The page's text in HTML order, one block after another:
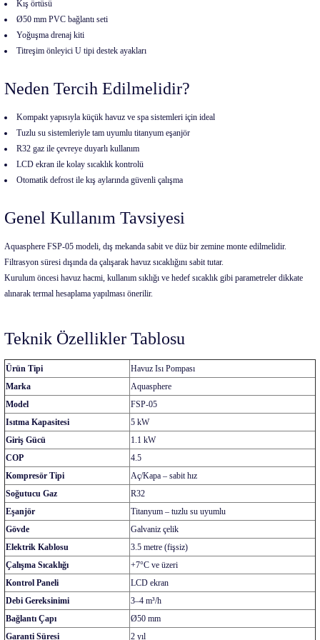
Kış örtüsü
Ø50 mm PVC bağlantı seti
Yoğuşma drenaj kiti
Titreşim önleyici U tipi destek ayakları
Neden Tercih Edilmelidir?
Kompakt yapısıyla küçük havuz ve spa sistemleri için ideal
Tuzlu su sistemleriyle tam uyumlu titanyum eşanjör
R32 gaz ile çevreye duyarlı kullanım
LCD ekran ile kolay sıcaklık kontrolü
Otomatik defrost ile kış aylarında güvenli çalışma
Genel Kullanım Tavsiyesi
Aquasphere FSP-05 modeli, dış mekanda sabit ve düz bir zemine monte edilmelidir.
Filtrasyon süresi dışında da çalışarak havuz sıcaklığını sabit tutar.
Kurulum öncesi havuz hacmi, kullanım sıklığı ve hedef sıcaklık gibi parametreler dikkate
alınarak termal hesaplama yapılması önerilir.
Teknik Özellikler Tablosu
Ürün Tipi
Havuz Isı Pompası
Marka
Aquasphere
Model
FSP-05
Isıtma Kapasitesi
5 kW
Giriş Gücü
1.1 kW
COP
4.5
Kompresör Tipi
Aç/Kapa – sabit hız
Soğutucu Gaz
R32
Eşanjör
Titanyum – tuzlu su uyumlu
Gövde
Galvaniz çelik
Elektrik Kablosu
3.5 metre (fişsiz)
Çalışma Sıcaklığı
+7°C ve üzeri
Kontrol Paneli
LCD ekran
Debi Gereksinimi
3–4 m³/h
Bağlantı Çapı
Ø50 mm
Garanti Süresi
2 yıl